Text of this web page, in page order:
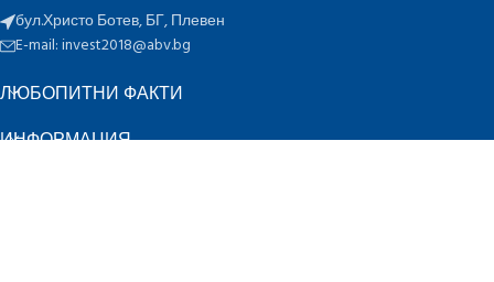
бул.Христо Ботев, БГ, Плевен
E-mail:invest2018@abv.bg
ЛЮБОПИТНИ ФАКТИ
ИНФОРМАЦИЯ